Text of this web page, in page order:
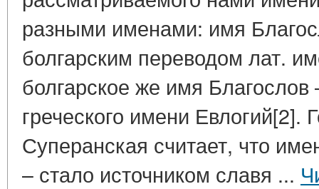
разными именами: имя
болгарским переводом лат.
болгарское же имя
греческого имени Евлогий[2].
Суперанская считает, что
– стало источником славя ...